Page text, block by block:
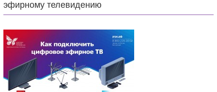
эфирному телевидению